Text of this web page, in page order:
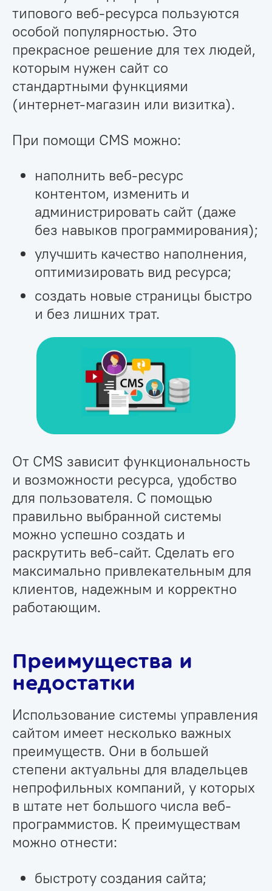
типового веб-ресурса пользуются
особой популярностью. Это
прекрасное решение для тех людей,
которым нужен сайт со
стандартными функциями
(интернет-магазин или визитка).
При помощи CMS можно:
наполнить веб-ресурс
контентом, изменить и
администрировать сайт (даже
без навыков программирования);
улучшить качество наполнения,
оптимизировать вид ресурса;
создать новые страницы быстро
и без лишних трат.
От CMS зависит функциональность
и возможности ресурса, удобство
для пользователя. С помощью
правильно выбранной системы
можно успешно создать и
раскрутить веб-сайт. Сделать его
максимально привлекательным для
клиентов, надежным и корректно
работающим.
Преимущества и
недостатки
Использование системы управления
сайтом имеет несколько важных
преимуществ. Они в большей
степени актуальны для владельцев
непрофильных компаний, у которых
в штате нет большого числа веб-
программистов. К преимуществам
можно отнести:
быстроту создания сайта;